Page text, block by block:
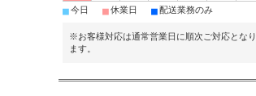
■今日 ■休業日 ■配送業務のみ
※お客様対応は通常営業日に順次ご対応となり
ます。